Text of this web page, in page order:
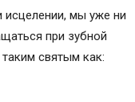
исцелении, мы уже ни
при зубной
святым как: